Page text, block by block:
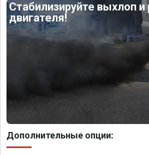
Стабилизируйте выхлоп и
двигателя!
Дополнительные опции: